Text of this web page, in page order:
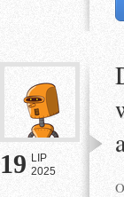
19 LIP
2025